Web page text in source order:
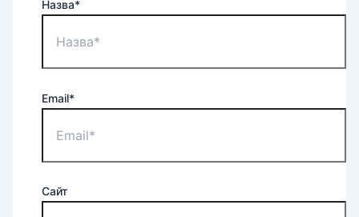
Назва*
Email*
Сайт